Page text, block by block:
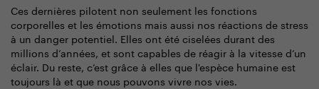
Ces dernières pilotent non seulement les fonctions
corporelles et les émotions mais aussi nos réactions de stress
à un danger potentiel. Elles ont été ciselées durant des
millions d’années, et sont capables de réagir à la vitesse d’un
éclair. Du reste, c’est grâce à elles que l'espèce humaine est
toujours là et que nous pouvons vivre nos vies.